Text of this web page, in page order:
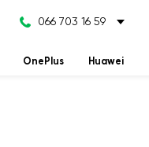
066 703 16 59
OnePlus Huawei